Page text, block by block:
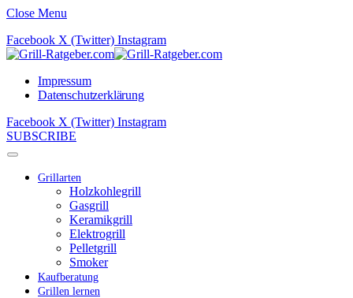
Close Menu
Facebook X (Twitter) Instagram
Impressum
Datenschutzerklärung
Facebook X (Twitter) Instagram
SUBSCRIBE
Grillarten
Holzkohlegrill
Gasgrill
Keramikgrill
Elektrogrill
Pelletgrill
Smoker
Kaufberatung
Grillen lernen